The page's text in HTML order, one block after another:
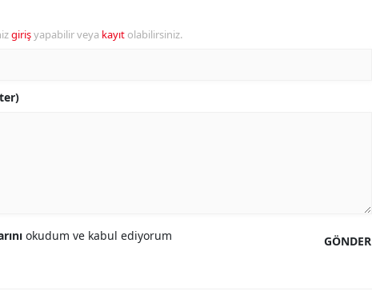
Samsun
Trabzon
girişyapabilir veya kayıt olabilirsiniz.
GÖNDER
okudum ve kabul ediyorum